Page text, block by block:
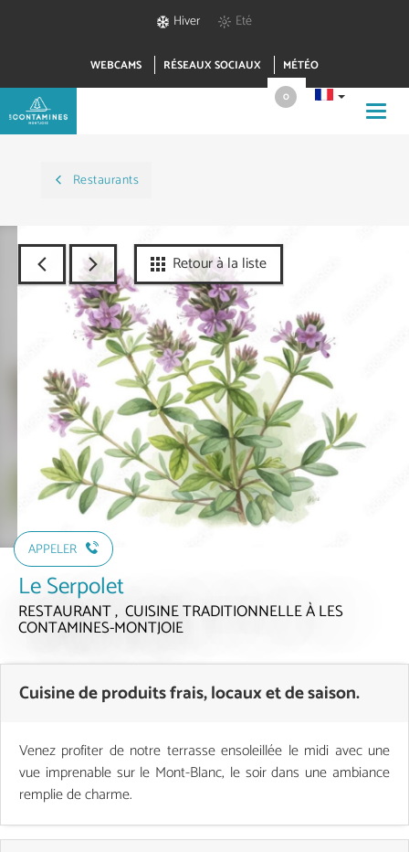
Hiver Eté
WEBCAMS RÉSEAUX SOCIAUX MÉTÉO
0
Restaurants
Retour à la liste
APPELER
Le Serpolet
RESTAURANT , CUISINE TRADITIONNELLEÀ LES
CONTAMINES-MONTJOIE
Cuisine de produits frais, locaux et de saison.
Venez profiter de notre terrasse ensoleillée le midi avec une
vue imprenable sur le Mont-Blanc, le soir dans une ambiance
remplie de charme.